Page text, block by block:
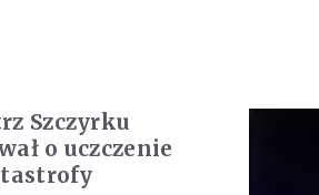
Szczyrku
o uczczenie